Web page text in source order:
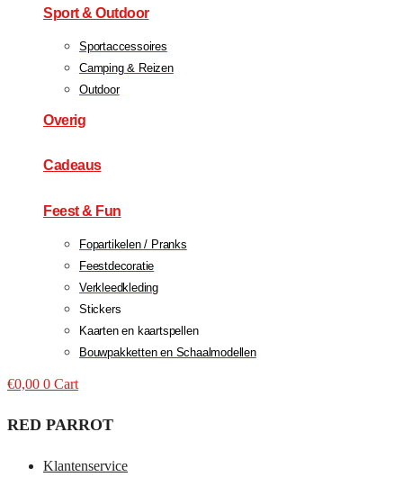
Sport & Outdoor
Sportaccessoires
Camping & Reizen
Outdoor
Overig
Cadeaus
Feest & Fun
Fopartikelen / Pranks
Feestdecoratie
Verkleedkleding
Stickers
Kaarten en kaartspellen
Bouwpakketten en Schaalmodellen
€0,00 0 Cart
RED PARROT
Klantenservice